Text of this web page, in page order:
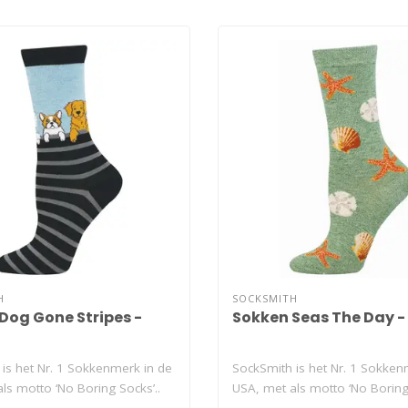
Gone Stripes -
het Nr. 1 Sokkenmerk in de
motto ‘No Boring Socks’..
SOCKSMITH
Sokken Seas The Day
SockSmith is het Nr. 1
USA, met als motto ‘No Boring